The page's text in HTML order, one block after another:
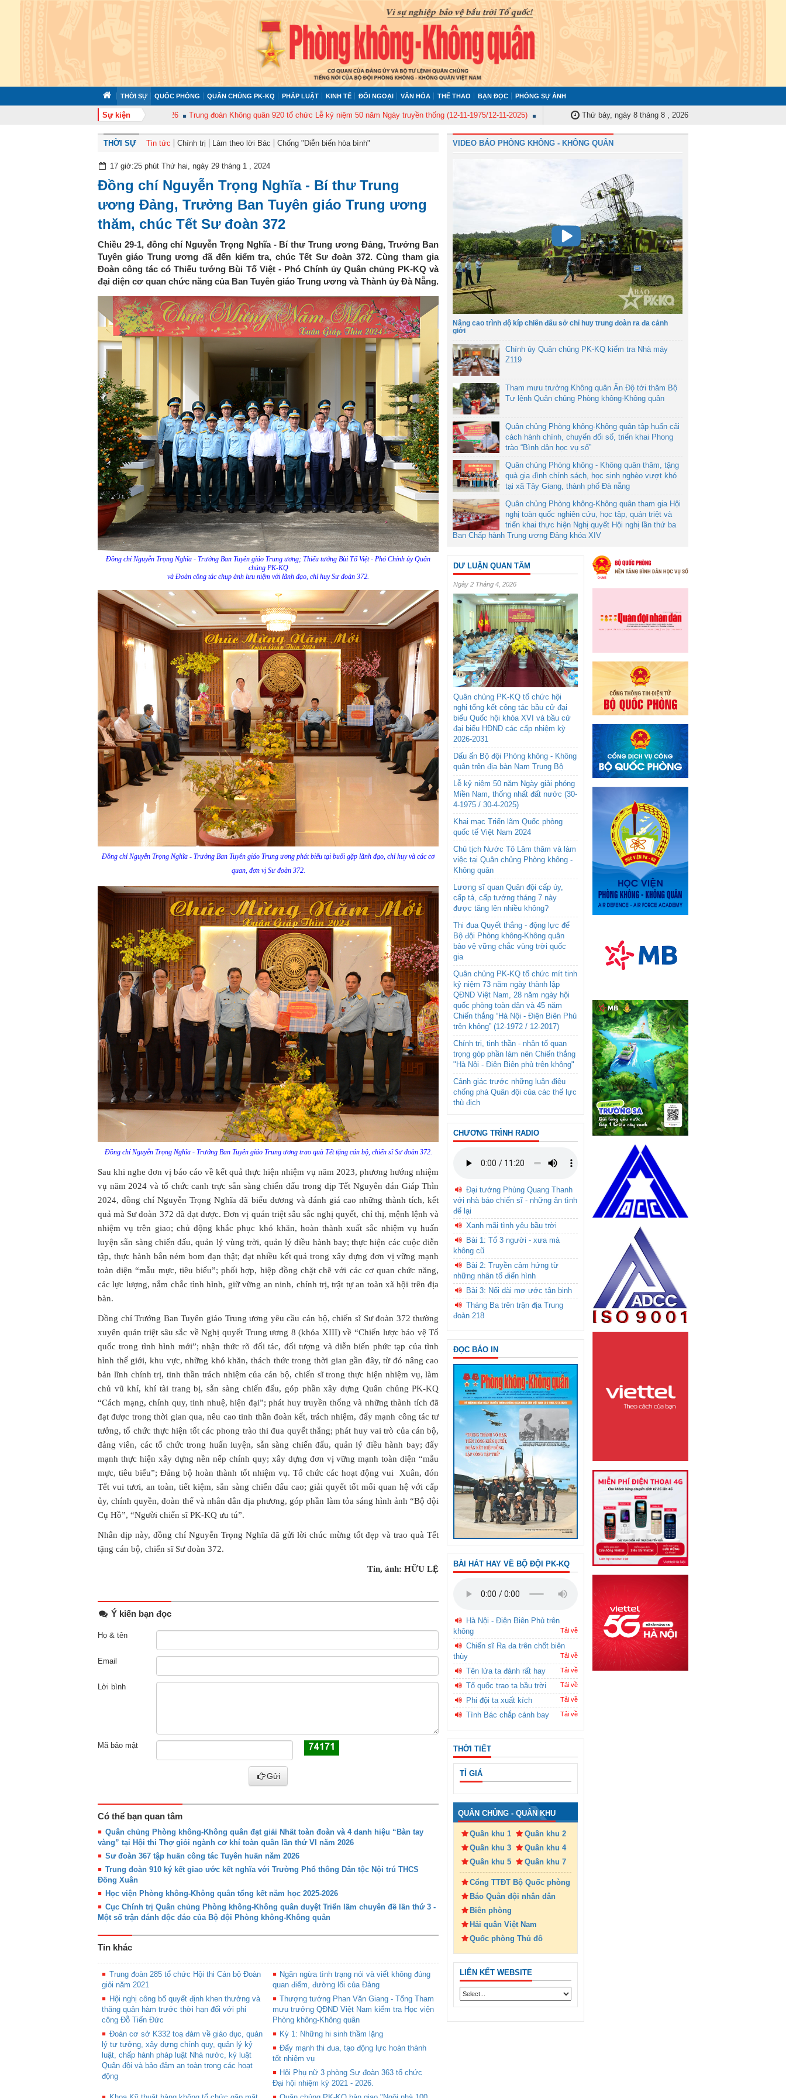
THỜI SỰ QUỐC PHÒNG QUÂN CHỦNG PK-KQ PHÁP LUẬT KINH TẾ ĐỐI NGOẠI VĂN HÓA THỂ THAO BẠN ĐỌC PHÓNG SỰ ẢNH
Sự kiện
372 tổ chức tập huấn cán bộ năm 2026 Trung đoàn Không quân 920 tổ chức Lễ kỷ niệm 50 năm Ngày truyền thống (12-11-1975/12-11-2025) Ủy ban Kiểm tra Quân ủy Trung ương tập huấn nghiệp vụ công tác kiểm tra,
Thứ bảy, ngày 8 tháng 8 , 2026
THỜI SỰ Tin tức Chính trị Làm theo lời Bác Chống "Diễn biến hòa bình"
17 giờ:25 phút Thứ hai, ngày 29 tháng 1 , 2024
Đồng chí Nguyễn Trọng Nghĩa - Bí thư Trung
ương Đảng, Trưởng Ban Tuyên giáo Trung ương
thăm, chúc Tết Sư đoàn 372
Chiều 29-1, đồng chí Nguyễn Trọng Nghĩa - Bí thư Trung ương Đảng, Trưởng Ban
Tuyên giáo Trung ương đã đến kiểm tra, chúc Tết Sư đoàn 372. Cùng tham gia
Đoàn công tác có Thiếu tướng Bùi Tố Việt - Phó Chính ủy Quân chủng PK-KQ và
đại diện cơ quan chức năng của Ban Tuyên giáo Trung ương và Thành ủy Đà Nẵng.
Đồng chí Nguyễn Trọng Nghĩa - Trưởng Ban Tuyên giáo Trung ương; Thiếu tướng Bùi Tố Việt - Phó Chính ủy Quân
chủng PK-KQ
và Đoàn công tác chụp ảnh lưu niệm với lãnh đạo, chỉ huy Sư đoàn 372.
Đồng chí Nguyễn Trọng Nghĩa - Trưởng Ban Tuyên giáo Trung ương phát biểu tại buổi gặp lãnh đạo, chỉ huy và các cơ
quan, đơn vị Sư đoàn 372.
Đồng chí Nguyễn Trọng Nghĩa - Trưởng Ban Tuyên giáo Trung ương trao quà Tết tặng cán bộ, chiến sĩ Sư đoàn 372.
Sau khi nghe đơn vị báo cáo về kết quả thực hiện nhiệm vụ năm 2023, phương hướng nhiệm
vụ năm 2024 và tổ chức canh trực sẵn sàng chiến đấu trong dịp Tết Nguyên đán Giáp Thìn
2024, đồng chí Nguyễn Trọng Nghĩa đã biểu dương và đánh giá cao những thành tích, kết
quả mà Sư đoàn 372 đã đạt được. Đơn vị quán triệt sâu sắc nghị quyết, chỉ thị, mệnh lệnh và
nhiệm vụ trên giao; chủ động khắc phục khó khăn, hoàn thành xuất sắc nhiệm vụ huấn
luyện sẵn sàng chiến đấu, quản lý vùng trời, quản lý điều hành bay; thực hiện các cuộc diễn
tập, thực hành bắn ném bom đạn thật; đạt nhiều kết quả trong xây dựng đơn vị vững mạnh
toàn diện “mẫu mực, tiêu biểu”; phối hợp, hiệp đồng chặt chẽ với các cơ quan chức năng,
các lực lượng, nắm chắc tình hình, giữ vững an ninh, chính trị, trật tự an toàn xã hội trên địa
bàn.
Đồng chí Trưởng Ban Tuyên giáo Trung ương yêu cầu cán bộ, chiến sĩ Sư đoàn 372 thường
xuyên quán triệt sâu sắc về Nghị quyết Trung ương 8 (khóa XIII) về “Chiến lược bảo vệ Tổ
quốc trong tình hình mới”; nhận thức rõ đối tác, đối tượng và diễn biến phức tạp của tình
hình thế giới, khu vực, những khó khăn, thách thức trong thời gian gần đây, từ đó nâng cao
bản lĩnh chính trị, tinh thần trách nhiệm của cán bộ, chiến sĩ trong thực hiện nhiệm vụ, làm
chủ vũ khí, khí tài trang bị, sẵn sàng chiến đấu, góp phần xây dựng Quân chủng PK-KQ
“Cách mạng, chính quy, tinh nhuệ, hiện đại”; phát huy truyền thống và những thành tích đã
đạt được trong thời gian qua, nêu cao tinh thần đoàn kết, trách nhiệm, đẩy mạnh công tác tư
tưởng, tổ chức thực hiện tốt các phong trào thi đua quyết thắng; phát huy vai trò của cán bộ,
đảng viên, các tổ chức trong huấn luyện, sẵn sàng chiến đấu, quản lý điều hành bay; đẩy
mạnh thực hiện xây dựng nền nếp chính quy; xây dựng đơn vị vững mạnh toàn diện “mẫu
mực, tiêu biểu”; Đảng bộ hoàn thành tốt nhiệm vụ. Tổ chức các hoạt động vui Xuân, đón
Tết vui tươi, an toàn, tiết kiệm, sẵn sàng chiến đấu cao; giải quyết tốt mối quan hệ với cấp
ủy, chính quyền, đoàn thể và nhân dân địa phương, góp phần làm tỏa sáng hình ảnh “Bộ đội
Cụ Hồ”, “Người chiến sĩ PK-KQ ưu tú”.
Nhân dịp này, đồng chí Nguyễn Trọng Nghĩa đã gửi lời chúc mừng tốt đẹp và trao quà Tết
tặng cán bộ, chiến sĩ Sư đoàn 372.
Tin, ảnh: HỮU LỆ
Ý kiến bạn đọc
Họ & tên
Email
Lời bình
Mã bảo mật
Gửi
Có thể bạn quan tâm
Quân chủng Phòng không-Không quân đạt giải Nhất toàn đoàn và 4 danh hiệu “Bàn tay
vàng” tại Hội thi Thợ giỏi ngành cơ khí toàn quân lần thứ VI năm 2026
Sư đoàn 367 tập huấn công tác Tuyên huấn năm 2026
Trung đoàn 910 ký kết giao ước kết nghĩa với Trường Phổ thông Dân tộc Nội trú THCS
Đồng Xuân
Học viện Phòng không-Không quân tổng kết năm học 2025-2026
Cục Chính trị Quân chủng Phòng không-Không quân duyệt Triển lãm chuyên đề lần thứ 3 -
Một số trận đánh độc đáo của Bộ đội Phòng không-Không quân
Tin khác
Trung đoàn 285 tổ chức Hội thi Cán bộ Đoàn
giỏi năm 2021
Ngăn ngừa tình trạng nói và viết không đúng
quan điểm, đường lối của Đảng
Hội nghị công bố quyết định khen thưởng và
thăng quân hàm trước thời hạn đối với phi
công Đỗ Tiến Đức
Thượng tướng Phan Văn Giang - Tổng Tham
mưu trưởng QĐND Việt Nam kiểm tra Học viện
Phòng không-Không quân
Đoàn cơ sở K332 toạ đàm về giáo dục, quản
lý tư tưởng, xây dựng chính quy, quản lý kỷ
luật, chấp hành pháp luật Nhà nước, kỷ luật
Quân đội và bảo đảm an toàn trong các hoạt
động
Kỳ 1: Những hi sinh thầm lặng
Đẩy mạnh thi đua, tạo động lực hoàn thành
tốt nhiệm vụ
Hội Phụ nữ 3 phòng Sư đoàn 363 tổ chức
Đại hội nhiệm kỳ 2021 - 2026.
VIDEO BÁO PHÒNG KHÔNG - KHÔNG QUÂN
Nâng cao trình độ kíp chiến đấu sở chỉ huy trung đoàn ra đa cảnh
giới
Chính ủy Quân chủng PK-KQ kiểm tra Nhà máy
Z119
Tham mưu trưởng Không quân Ấn Độ tới thăm Bộ
Tư lệnh Quân chủng Phòng không-Không quân
Quân chủng Phòng không-Không quân tập huấn cải
cách hành chính, chuyển đổi số, triển khai Phong
trào “Bình dân học vụ số”
Quân chủng Phòng không - Không quân thăm, tặng
quà gia đình chính sách, học sinh nghèo vượt khó
tại xã Tây Giang, thành phố Đà nẵng
Quân chủng Phòng không-Không quân tham gia Hội
nghị toàn quốc nghiên cứu, học tập, quán triệt và
triển khai thực hiện Nghị quyết Hội nghị lần thứ ba
Ban Chấp hành Trung ương Đảng khóa XIV
DƯ LUẬN QUAN TÂM
Ngày 2 Tháng 4, 2026
Quân chủng PK-KQ tổ chức hội
nghị tổng kết công tác bầu cử đại
biểu Quốc hội khóa XVI và bầu cử
đại biểu HĐND các cấp nhiệm kỳ
2026-2031
Dấu ấn Bộ đội Phòng không - Không
quân trên địa bàn Nam Trung Bộ
Lễ kỷ niệm 50 năm Ngày giải phóng
Miền Nam, thống nhất đất nước (30-
4-1975 / 30-4-2025)
Khai mạc Triển lãm Quốc phòng
quốc tế Việt Nam 2024
Chủ tịch Nước Tô Lâm thăm và làm
việc tại Quân chủng Phòng không -
Không quân
Lương sĩ quan Quân đội cấp úy,
cấp tá, cấp tướng tháng 7 này
được tăng lên nhiều không?
Thi đua Quyết thắng - động lực để
Bộ đội Phòng không-Không quân
bảo vệ vững chắc vùng trời quốc
gia
Quân chủng PK-KQ tổ chức mít tinh
kỷ niệm 73 năm ngày thành lập
QĐND Việt Nam, 28 năm ngày hội
quốc phòng toàn dân và 45 năm
Chiến thắng “Hà Nội - Điện Biên Phủ
trên không” (12-1972 / 12-2017)
Chính trị, tinh thần - nhân tố quan
trọng góp phần làm nên Chiến thắng
"Hà Nội - Điện Biên phủ trên không"
Cảnh giác trước những luận điệu
chống phá Quân đội của các thế lực
thù địch
CHƯƠNG TRÌNH RADIO
Đại tướng Phùng Quang Thanh
với nhà báo chiến sĩ - những ân tình
để lại
Xanh mãi tình yêu bầu trời
Bài 1: Tổ 3 người - xưa mà
không cũ
Bài 2: Truyền cảm hứng từ
những nhân tố điển hình
Bài 3: Nối dài mơ ước tân binh
Tháng Ba trên trận địa Trung
đoàn 218
ĐỌC BÁO IN
BÀI HÁT HAY VỀ BỘ ĐỘI PK-KQ
Hà Nội - Điện Biên Phủ trên
không
Tải về
Chiến sĩ Ra đa trên chốt biên
thùy
Tải về
Tên lửa ta đánh rất hay Tải về
Tổ quốc trao ta bầu trời Tải về
Phi đội ta xuất kích Tải về
Tình Bác chắp cánh bay Tải về
THỜI TIẾT
TỈ GIÁ
QUÂN CHỦNG - QUÂN KHU
Quân khu 1
Quân khu 2
Quân khu 3
Quân khu 4
Quân khu 5
Quân khu 7
Cổng TTĐT Bộ Quốc phòng
Báo Quân đội nhân dân
Biên phòng
Hải quân Việt Nam
Quốc phòng Thủ đô
LIÊN KẾT WEBSITE